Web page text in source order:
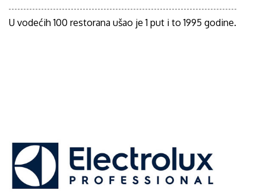
U vodećih 100 restorana ušao je 1 put i to 1995 godine.